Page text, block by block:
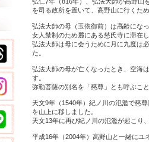
弘仁7年（816年）、弘法大師が高野山
を司る政所を置いて、高野山に行くた
弘法大師の母（玉依御前）は高齢にな
女人禁制のため麓にある慈氏寺に滞在
弘法大師は母に会うために月に九度は
た。
弘法大師の母が亡くなったとき、空海
す。
弥勒菩薩の別名を「慈尊」とも呼ぶこ
天文9年（1540年）紀ノ川の氾濫で慈
を山上に移しました。
天文13年に再び紀ノ川の氾濫が起こり
平成16年（2004年）高野山と一緒にユ